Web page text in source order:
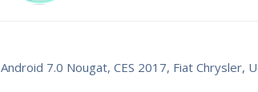
Android 7.0 Nougat,CES 2017, Fiat Chrysler,